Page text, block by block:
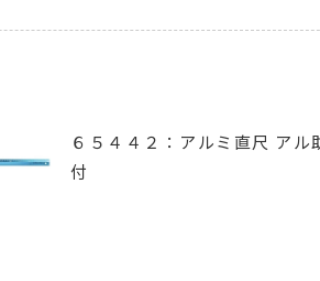
６５４４２：アルミ直尺 ア
付